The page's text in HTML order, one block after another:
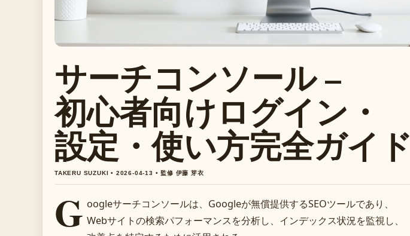
サーチコンソール –
初心者向けログイン・
設定・使い方完全ガイド
TAKERU SUZUKI • 2026-04-13 • 監修 伊藤 芽衣
G oogleサーチコンソールは、Googleが無償提供するSEOツールであり、
Webサイトの検索パフォーマンスを分析し、インデックス状況を監視し、